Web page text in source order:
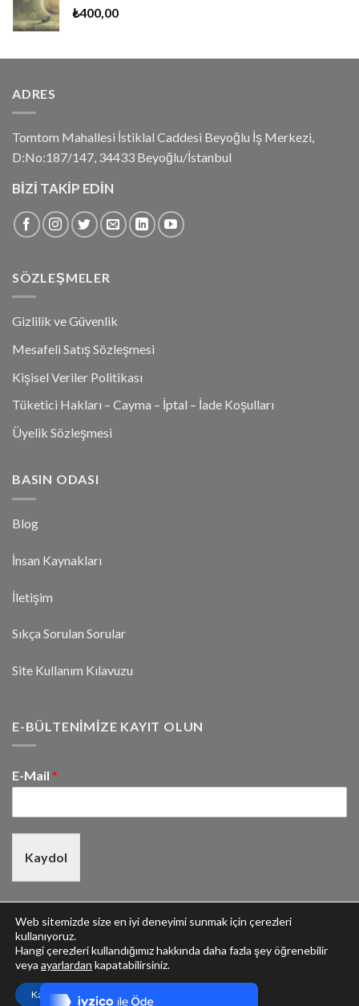
Tek Tıkla Ödeme Kolaylığı
7/24 Canlı Destek
₺400,00
ADRES
Tomtom Mahallesi İstiklal Caddesi Beyoğlu İş Merkezi,
D:No:187/147, 34433 Beyoğlu/İstanbul
BİZİ TAKİP EDİN
SÖZLEŞMELER
Gizlilik ve Güvenlik
Mesafeli Satış Sözleşmesi
Kişisel Veriler Politikası
Tüketici Hakları – Cayma – İptal – İade Koşulları
Üyelik Sözleşmesi
BASIN ODASI
Blog
İnsan Kaynakları
İletişim
Sıkça Sorulan Sorular
Site Kullanım Kılavuzu
E-BÜLTENIMIZE KAYIT OLUN
E-Mail *
Kaydol
Gaga Yayıncılık Limited Şirketi ©
Her Hakkı Saklıdır.
Web sitemizde size en iyi deneyimi sunmak için çerezleri
kullanıyoruz.
Hangi çerezleri kullandığımız hakkında daha fazla şey öğrenebilir
veya ayarlardan kapatabilirsiniz.
Kabul et